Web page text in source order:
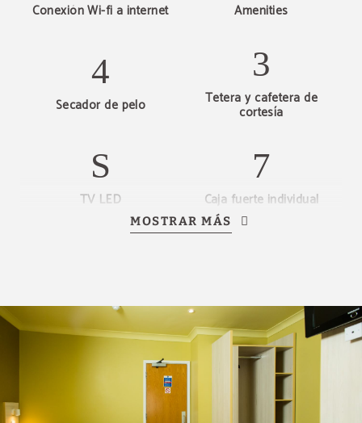
Conexión Wi-fi a internet Amenities
Secador de pelo Tetera y cafetera de
cortesía
TV LED Caja fuerte individual
MOSTRAR MÁS